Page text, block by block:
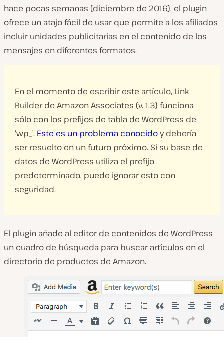
hace pocas semanas (diciembre de 2016), el plugin
ofrece un atajo fácil de usar que permite a los afiliados
incluir unidades publicitarias en el contenido de los
mensajes en diferentes formatos.
En el momento de escribir este artículo, Link
Builder de Amazon Associates (v. 1.3) funciona
sólo con los prefijos de tabla de WordPress de
‘wp_’. Este es un problema conocidoy debería
ser resuelto en un futuro próximo. Si su base de
datos de WordPress utiliza el prefijo
predeterminado, puede ignorar esto con
seguridad.
El plugin añade al editor de contenidos de WordPress
un cuadro de búsqueda para buscar artículos en el
directorio de productos de Amazon.